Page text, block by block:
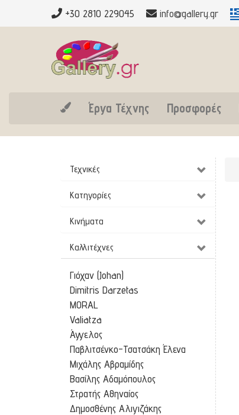
+30 2810 229045 info@gallery.gr
Έργα Τέχνης Προσφορές
Τεχνικές
Κατηγορίες
Κινήματα
Καλλιτέχνες
Γιόχαν (Johan)
Dimitris Darzetas
MORAL
Valiatza
Άγγελος
Παβλιτσένκο-Τσατσάκη Έλενα
Μιχάλης Αβραμίδης
Βασίλης Αδαμόπουλος
Στρατής Αθηναίος
Δημοσθένης Αλιγιζάκης